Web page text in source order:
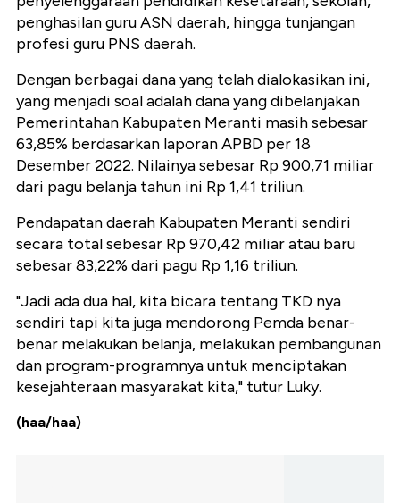
penghasilan guru ASN daerah, hingga tunjangan
profesi guru PNS daerah.
Dengan berbagai dana yang telah dialokasikan ini,
yang menjadi soal adalah dana yang dibelanjakan
Pemerintahan Kabupaten Meranti masih sebesar
63,85% berdasarkan laporan APBD per 18
Desember 2022. Nilainya sebesar Rp 900,71 miliar
dari pagu belanja tahun ini Rp 1,41 triliun.
Pendapatan daerah Kabupaten Meranti sendiri
secara total sebesar Rp 970,42 miliar atau baru
sebesar 83,22% dari pagu Rp 1,16 triliun.
"Jadi ada dua hal, kita bicara tentang TKD nya
sendiri tapi kita juga mendorong Pemda benar-
benar melakukan belanja, melakukan pembangunan
dan program-programnya untuk menciptakan
kesejahteraan masyarakat kita," tutur Luky.
(haa/haa)